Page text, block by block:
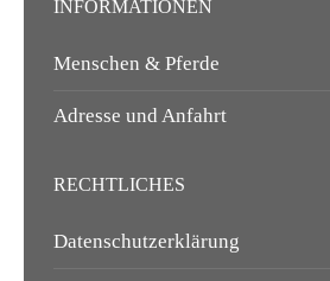
INFORMATIONEN
Menschen & Pferde
Adresse und Anfahrt
RECHTLICHES
Datenschutzerklärung